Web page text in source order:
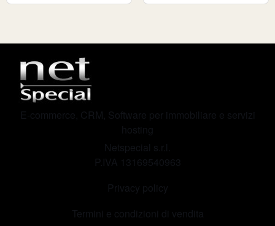
E-commerce, CRM, Software per immobiliare e servizi
hosting
Netspecial s.r.l.
P.IVA 13169540963
Privacy policy
Termini e condizioni di vendita